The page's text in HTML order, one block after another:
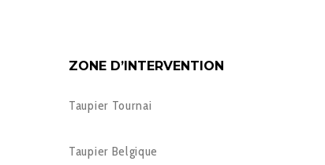
ZONE D’INTERVENTION
Taupier Tournai
Taupier Belgique